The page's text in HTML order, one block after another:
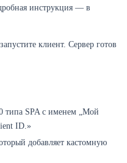
инструкция — в
клиент. Сервер готов
типа SPA с именем „Мой
ID.»
добавляет кастомную